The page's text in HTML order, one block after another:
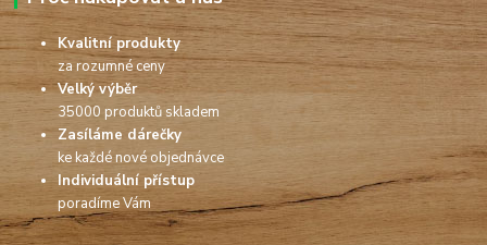
Kvalitní produkty
za rozumné ceny
Velký výběr
35000 produktů skladem
Zasíláme dárečky
ke každé nové objednávce
Individuální přístup
poradíme Vám